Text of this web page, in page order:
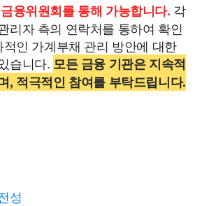
융위원회를 통해 가능합니다. 각
리자 측의 연락처를 통하여 확인
인 가계부채 관리 방안에 대한
습니다. 모든 금융 기관은 지속적
, 적극적인 참여를 부탁드립니다.
성